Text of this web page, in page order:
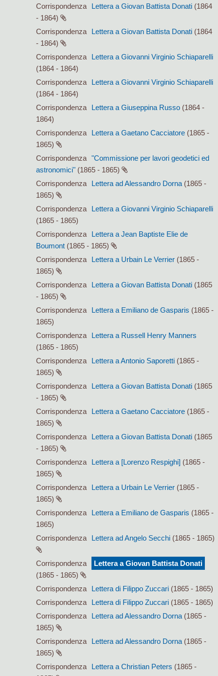
Corrispondenza Lettera a Giovan Battista Donati (1864
- 1864)
Corrispondenza
Lettera a Giovan Battista Donati (1864
- 1864)
Corrispondenza
Lettera a Giovanni Virginio Schiaparelli
(1864 - 1864)
Corrispondenza
Lettera a Giovanni Virginio Schiaparelli
(1864 - 1864)
Corrispondenza
Lettera a Giuseppina Russo (1864 -
1864)
Corrispondenza
Lettera a Gaetano Cacciatore (1865 -
1865)
Corrispondenza
"Commissione per lavori geodetici ed
astronomici" (1865 - 1865)
Corrispondenza
Lettera ad Alessandro Dorna (1865 -
1865)
Corrispondenza
Lettera a Giovanni Virginio Schiaparelli
(1865 - 1865)
Corrispondenza
Lettera a Jean Baptiste Elie de
Boumont (1865 - 1865)
Corrispondenza
Lettera a Urbain Le Verrier (1865 -
1865)
Corrispondenza
Lettera a Giovan Battista Donati (1865
- 1865)
Corrispondenza
Lettera a Emiliano de Gasparis (1865 -
1865)
Corrispondenza
Lettera a Russell Henry Manners
(1865 - 1865)
Corrispondenza
Lettera a Antonio Saporetti (1865 -
1865)
Corrispondenza
Lettera a Giovan Battista Donati (1865
- 1865)
Corrispondenza
Lettera a Gaetano Cacciatore (1865 -
1865)
Corrispondenza
Lettera a Giovan Battista Donati (1865
- 1865)
Corrispondenza
Lettera a [Lorenzo Respighi] (1865 -
1865)
Corrispondenza
Lettera a Urbain Le Verrier (1865 -
1865)
Corrispondenza
Lettera a Emiliano de Gasparis (1865 -
1865)
Corrispondenza
Lettera ad Angelo Secchi (1865 - 1865)
Corrispondenza
Lettera a Giovan Battista Donati
(1865 - 1865)
Corrispondenza
Lettera di Filippo Zuccari (1865 - 1865)
Corrispondenza
Lettera di Filippo Zuccari (1865 - 1865)
Corrispondenza
Lettera ad Alessandro Dorna (1865 -
1865)
Corrispondenza
Lettera ad Alessandro Dorna (1865 -
1865)
Corrispondenza
Lettera a Christian Peters (1865 -